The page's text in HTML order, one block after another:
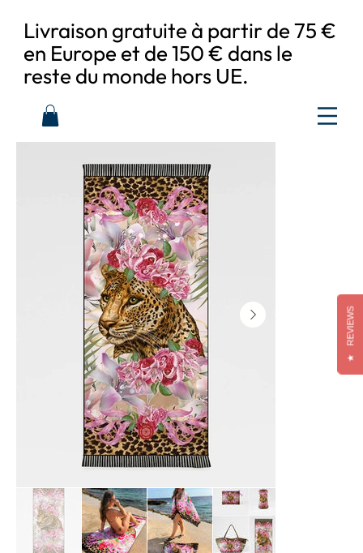
Livraison gratuite à partir de 75 €
en Europe et de 150 € dans le
reste du monde hors UE.
★
REVIEWS